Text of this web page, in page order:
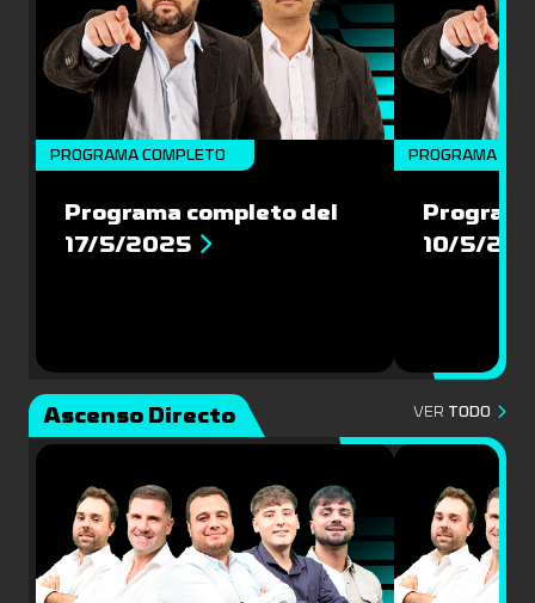
PROGRAMA COMPLETO
Programa completo del
17/5/2025
PROGRAMA
10/5/
Ascenso Directo VER TODO